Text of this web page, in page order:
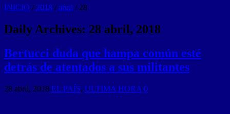
INICIO / 2018 / abril / 28
Daily Archives: 28 abril, 2018
Bertucci duda que hampa común esté
detrás de atentados a sus militantes
28 abril, 2018 EL PAÍS, ULTIMA HORA 0